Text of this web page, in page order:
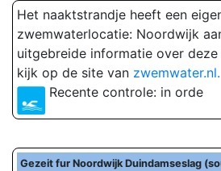
Het naaktstrandje heeft een
zwemwaterlocatie: Noordwijk
uitgebreide informatie over
kijk op de site van zwemwater.nl.
Recente controle: in orde
Gezeit fur Noordwijk Duindamseslag